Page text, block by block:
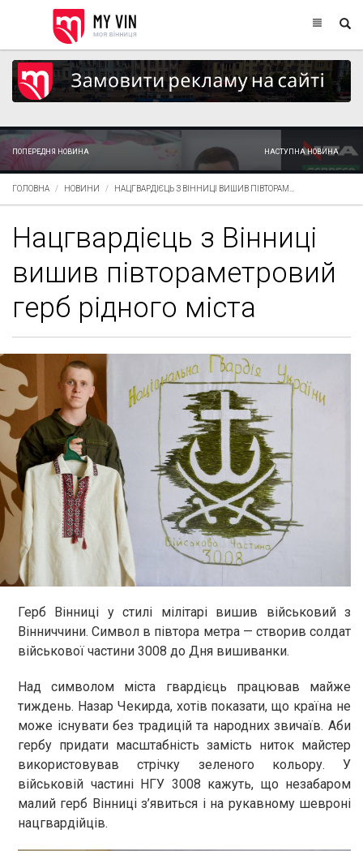
ПОПЕРЕДНЯ НОВИНА НАСТУПНА НОВИНА
ГОЛОВНА НОВИНИ НАЦГВАРДІЄЦЬ З ВІННИЦІ ВИШИВ ПІВТОРАМ...
Нацгвардієць з Вінниці
вишив півтораметровий
герб рідного міста
Герб Вінниці у стилі мілітарі вишив військовий з
Вінниччини. Символ в півтора метра — створив солдат
військової частини 3008 до Дня вишиванки.
Над символом міста гвардієць працював майже
тиждень. Назар Чекирда, хотів показати, що країна не
може існувати без традицій та народних звичаїв. Аби
гербу придати масштабність замість ниток майстер
використовував стрічку зеленого кольору. У
військовій частині НГУ 3008 кажуть, що незабаром
малий герб Вінниці з’явиться і на рукавному шевроні
нацгвардійців.